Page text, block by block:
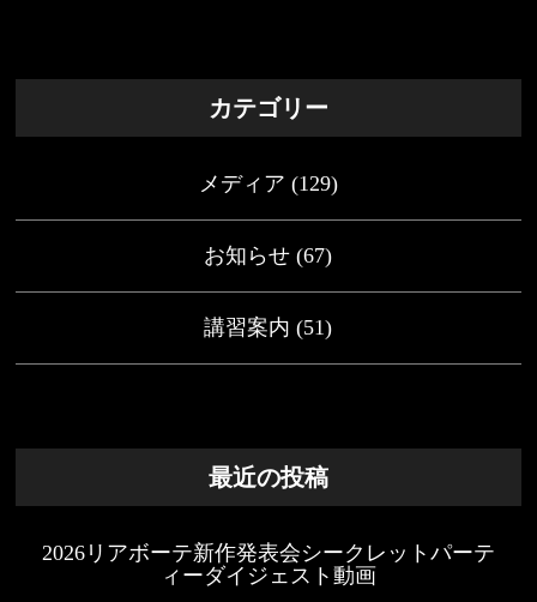
カテゴリー
メディア (129)
お知らせ (67)
講習案内 (51)
最近の投稿
2026リアボーテ新作発表会シークレットパーテ
ィーダイジェスト動画